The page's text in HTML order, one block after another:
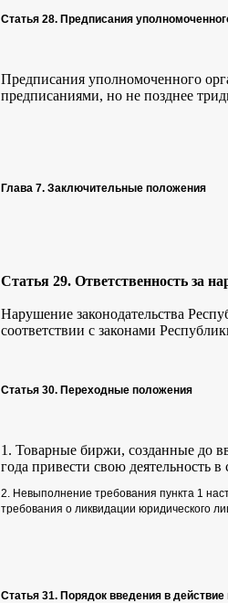
Статья 28. Предписания
Предписания уполномоченного
предписаниями, но не позднее
Глава 7. Заключительные положения
Статья 29. Ответственность за
Нарушение законодательства
соответствии с законами
Статья 30. Переходные положения
1. Товарные биржи, созданные до
года привести свою деятельность
2. Невыполнение требования пункта 1
требования о ликвидации юридического
Статья 31. Порядок введения в